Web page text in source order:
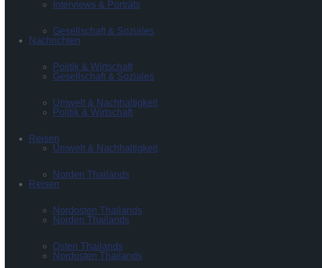
Gesellschaft & Soziales
Politik & Wirtschaft
Umwelt & Nachhaltigkeit
Reisen
Norden Thailands
Nordosten Thailands
Osten Thailands
Interviews & Porträts
Nachrichten
Gesellschaft & Soziales
Politik & Wirtschaft
Umwelt & Nachhaltigkeit
Reisen
Norden Thailands
Nordosten Thailands